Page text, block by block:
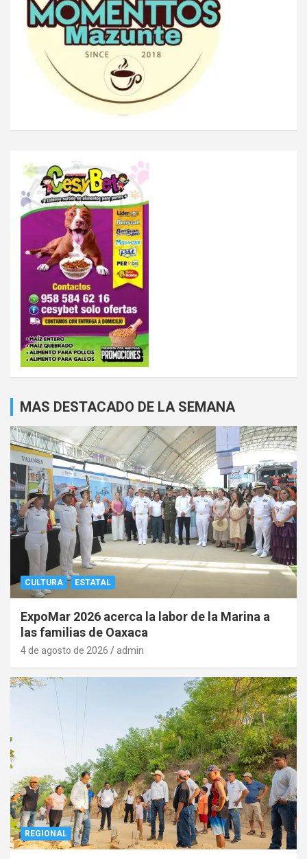
MAS DESTACADO DE LA SEMANA
CULTURA ESTATAL
ExpoMar 2026 acerca la labor de la Marina a
las familias de Oaxaca
4 de agosto de 2026 admin
REGIONAL